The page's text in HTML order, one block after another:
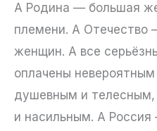
А Родина — большая
племени. А
женщин. А все
оплачены
душевным и
и насильным. А